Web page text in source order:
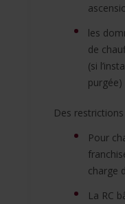
les
de
(si
purgée)
Des
Pour
charge
La RC